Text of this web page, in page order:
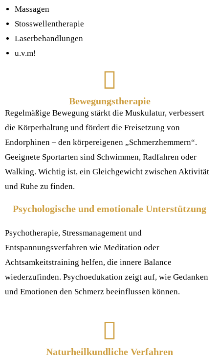
Massagen
Stosswellentherapie
Laserbehandlungen
u.v.m!
Bewegungstherapie
Regelmäßige Bewegung stärkt die Muskulatur, verbessert
die Körperhaltung und fördert die Freisetzung von
Endorphinen – den körpereigenen „Schmerzhemmern“.
Geeignete Sportarten sind Schwimmen, Radfahren oder
Walking. Wichtig ist, ein Gleichgewicht zwischen Aktivität
und Ruhe zu finden.
Psychologische und emotionale Unterstützung
Psychotherapie, Stressmanagement und
Entspannungsverfahren wie Meditation oder
Achtsamkeitstraining helfen, die innere Balance
wiederzufinden. Psychoedukation zeigt auf, wie Gedanken
und Emotionen den Schmerz beeinflussen können.
Naturheilkundliche Verfahren